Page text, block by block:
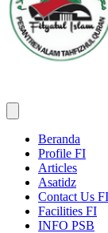
Beranda
Profile FI
Articles
Asatidz
Contact Us FI
Facilities FI
INFO PSB